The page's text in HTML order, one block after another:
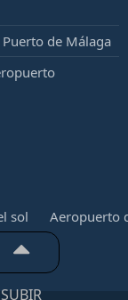
SUBIR
de Málaga
sol Aeropuerto